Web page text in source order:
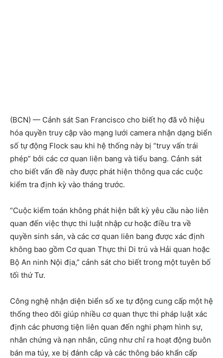
(BCN) — Cảnh sát San Francisco cho biết họ đã vô hiệu
hóa quyền truy cập vào mạng lưới camera nhận dạng biển
số tự động Flock sau khi hệ thống này bị “truy vấn trái
phép” bởi các cơ quan liên bang và tiểu bang. Cảnh sát
cho biết vấn đề này được phát hiện thông qua các cuộc
kiểm tra định kỳ vào tháng trước.
“Cuộc kiểm toán không phát hiện bất kỳ yêu cầu nào liên
quan đến việc thực thi luật nhập cư hoặc điều tra về
quyền sinh sản, và các cơ quan liên bang được xác định
không bao gồm Cơ quan Thực thi Di trú và Hải quan hoặc
Bộ An ninh Nội địa,” cảnh sát cho biết trong một tuyên bố
tối thứ Tư.
Công nghệ nhận diện biển số xe tự động cung cấp một hệ
thống theo dõi giúp nhiều cơ quan thực thi pháp luật xác
định các phương tiện liên quan đến nghi phạm hình sự,
nhân chứng và nạn nhân, cũng như chỉ ra hoạt động buôn
bán ma túy, xe bị đánh cắp và các thông báo khẩn cấp